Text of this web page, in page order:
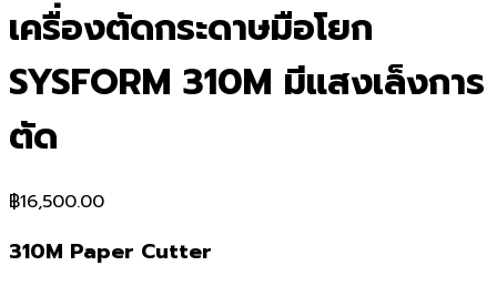
เครื่องตัดกระดาษมือโยก
SYSFORM 310M มีแสงเล็งการ
ตัด
฿16,500.00
310M Paper Cutter